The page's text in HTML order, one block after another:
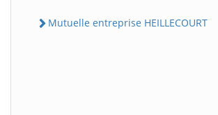
Mutuelle entreprise HEILLECOURT